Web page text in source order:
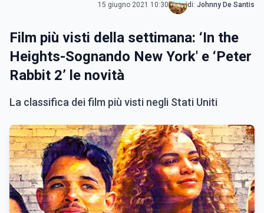
15 giugno 2021 10:30 di: Johnny De Santis
Film più visti della settimana: ‘In the
Heights-Sognando New York' e ‘Peter
Rabbit 2’ le novità
La classifica dei film più visti negli Stati Uniti